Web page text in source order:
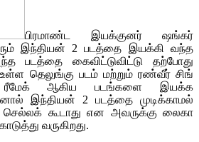
பிரமாண்ட இயக்குனர் ஷங்கர்
இந்தியன் 2 படத்தை இயக்கி வந்த
படத்தை கைவிட்டுவிட்டு தற்போது
தெலுங்கு படம் மற்றும் ரண்வீர் சிங்
ரீமேக் ஆகிய படங்களை இயக்க
இந்தியன் 2 படத்தை முடிக்காமல்
செல்லக் கூடாது என அவருக்கு லைகா
வருகிறது.